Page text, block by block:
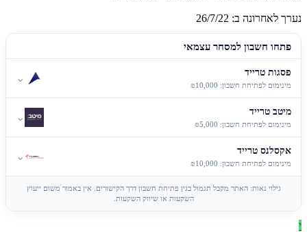
נערך לאחרונה ב: 26/7/22
פתחו חשבון למסחר עצמאי
פסגות טרייד
מינימום לפתיחת חשבון: ₪10,000
⌄
מיטב טרייד
מינימום לפתיחת חשבון: ₪5,000
⌄
אקסלנס טרייד
מינימום לפתיחת חשבון: ₪10,000
⌄
גילוי נאות: האתר מקבל תגמול בגין פתיחת חשבון דרך הקישורים. אין באמור משום ייעוץ
השקעות או שיווק השקעות.
י